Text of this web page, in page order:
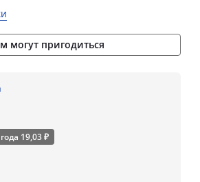
могут пригодиться
19,03 ₽